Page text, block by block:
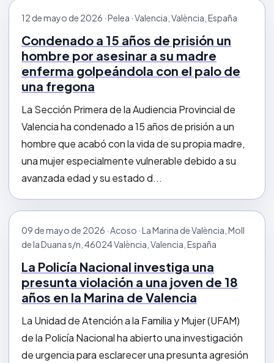
12 de mayo de 2026 · Pelea · Valencia, València, España
Condenado a 15 años de prisión un
hombre por asesinar a su madre
enferma golpeándola con el palo de
una fregona
La Sección Primera de la Audiencia Provincial de
Valencia ha condenado a 15 años de prisión a un
hombre que acabó con la vida de su propia madre,
una mujer especialmente vulnerable debido a su
avanzada edad y su estado d...
09 de mayo de 2026 · Acoso · La Marina de València, Moll
de la Duana s/n, 46024 València, Valencia, España
La Policía Nacional investiga una
presunta violación a una joven de 18
años en la Marina de Valencia
La Unidad de Atención a la Familia y Mujer (UFAM)
de la Policía Nacional ha abierto una investigación
de urgencia para esclarecer una presunta agresión